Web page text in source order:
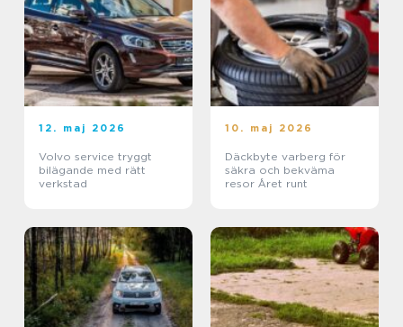
12. maj 2026
Volvo service tryggt
bilägande med rätt
verkstad
10. maj 2026
Däckbyte varberg för
säkra och bekväma
resor Året runt